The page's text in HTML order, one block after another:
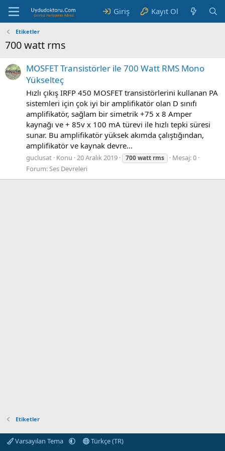
Giriş Kayıt Ol
Etiketler
700 watt rms
MOSFET Transistörler ile 700 Watt RMS Mono
Yükselteç
Hızlı çıkış IRFP 450 MOSFET transistörlerini kullanan PA
sistemleri için çok iyi bir amplifikatör olan D sınıfı
amplifikatör, sağlam bir simetrik +75 x 8 Amper
kaynağı ve + 85v x 100 mA türevi ile hızlı tepki süresi
sunar. Bu amplifikatör yüksek akımda çalıştığından,
amplifikatör ve kaynak devre...
guclusat Konu 20 Aralık 2019 700watt rms
Mesaj: 0
Forum:Ses Devreleri
Etiketler
Varsayılan Tema
Türkçe (TR)